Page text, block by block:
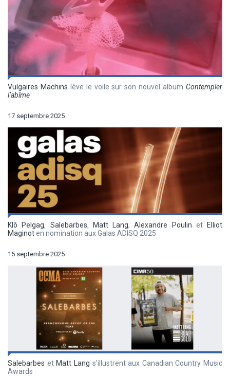
Vulgaires Machins lève le voile sur son nouvel albumContempler
l’abîme
17 septembre 2025
Klô Pelgag, Salebarbes, Matt Lang,Alexandre Poulin et
Elliot
Maginoten nomination aux Galas ADISQ 2025
15 septembre 2025
Salebarbes et Matt Lang s’illustrent aux Canadian Country Music
Awards